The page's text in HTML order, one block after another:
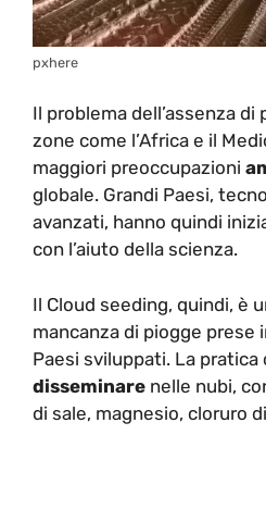
pxhere
Il problema dell’assenza
zone come l’Africa e il
maggiori preoccupazioni
globale. Grandi Paesi,
avanzati, hanno quindi
con l’aiuto della scienza.
Il Cloud seeding, quindi, è
mancanza di piogge prese
Paesi sviluppati. La pratica
disseminare nelle nubi,
di sale, magnesio, cloruro